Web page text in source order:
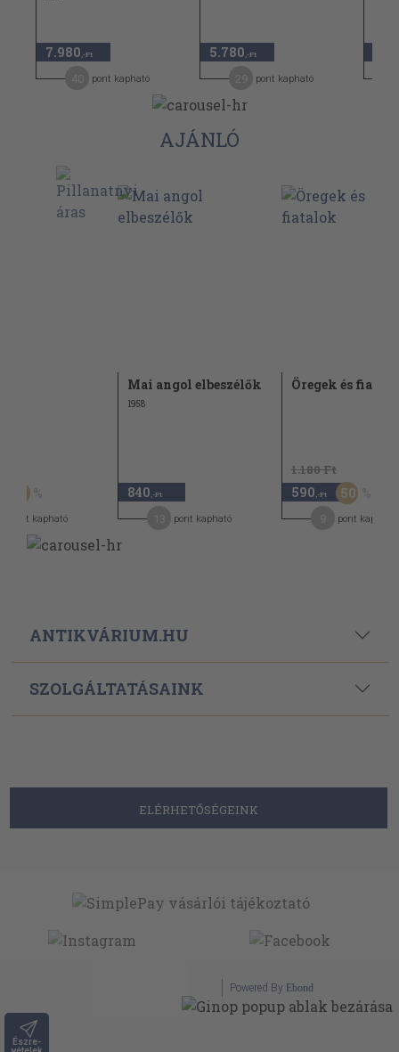
Észre-
7.980 ,-Ft
pont kapható
5.780 ,-Ft
pont kapható
AJÁNLÓ
pont kapható
Mai angol elbeszélők
1958
840 ,-Ft
pont kapható
Öregek és
1.180 Ft
590 ,-Ft 50
pont kapható
ANTIKVÁRIUM.HU
SZOLGÁLTATÁSAINK
ELÉRHETŐSÉGEINK
Powered By Ebond